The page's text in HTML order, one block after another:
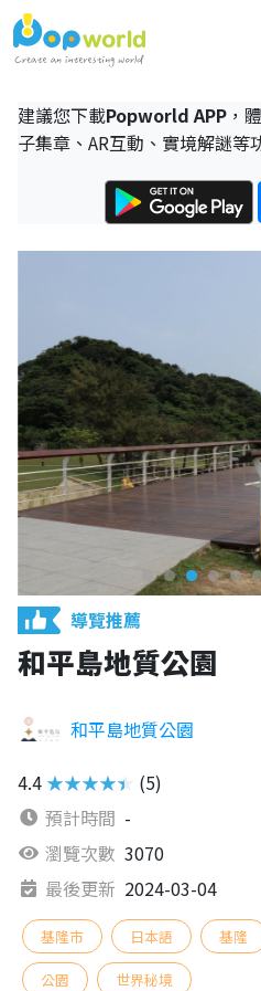
建議您下載Popworld APP ，
子集章、AR互動、實境解謎等
導覽推薦
和平島地質公園
和平島地質公園
4.4 ★★★★★ (5)
預計時間 -
瀏覽次數 3070
最後更新 2024-03-04
基隆市 日本語 基隆
公園 世界秘境